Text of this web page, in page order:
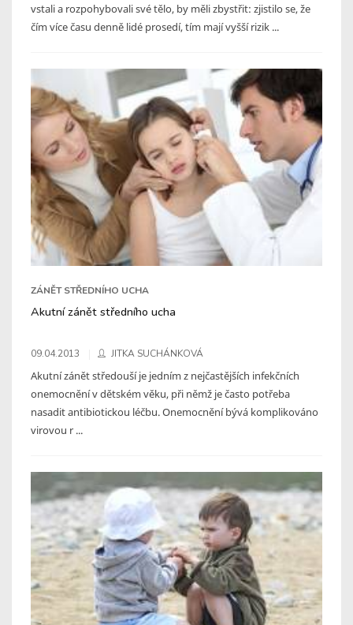
vstali a rozpohybovali své tělo, by měli zbystřit: zjistilo se, že
čím více času denně lidé prosedí, tím mají vyšší rizik ...
ZÁNĚT STŘEDNÍHO UCHA
Akutní zánět středního ucha
09.04.2013 JITKA SUCHÁNKOVÁ
Akutní zánět středouší je jedním z nejčastějších infekčních
onemocnění v dětském věku, při němž je často potřeba
nasadit antibiotickou léčbu. Onemocnění bývá komplikováno
virovou r ...